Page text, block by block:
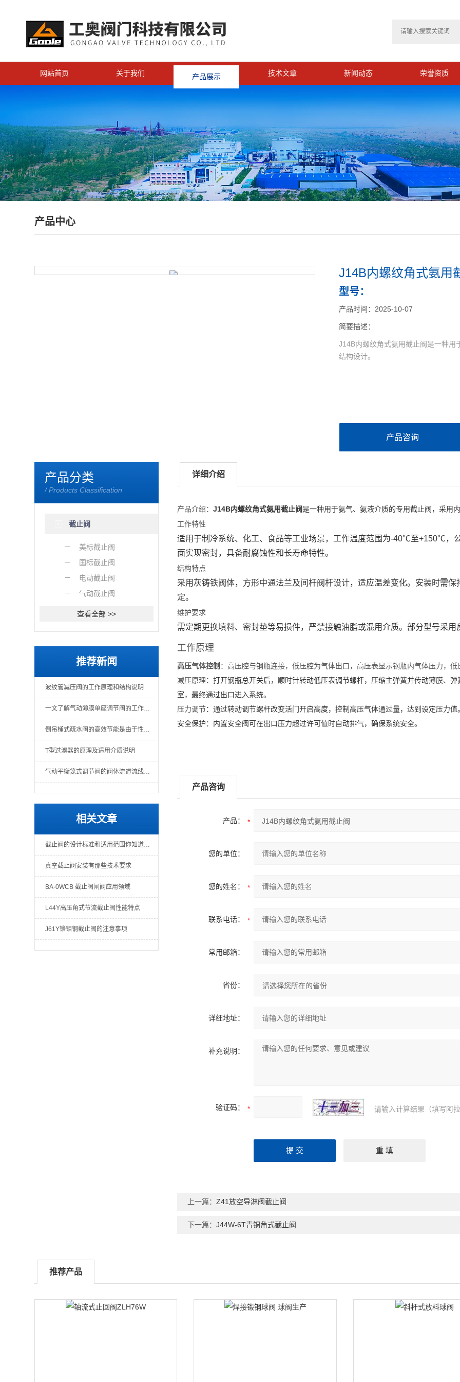
网站首页 关于我们 产品展示 技术文章 新闻动态 荣誉资质
产品中心
< >
J14B内螺纹角式氨用
型号：
产品时间：2025-10-07
简要描述：
J14B内螺纹角式氨用截止阀是一种用
结构设计。
产品咨询
产品分类
/ Products Classification
截止阀
美标截止阀
国标截止阀
电动截止阀
气动截止阀
查看全部 >>
推荐新闻
波纹管减压阀的工作原理和结构说明
一文了解气动薄膜单座调节阀的工作原理
倒吊桶式疏水阀的高效节能是由于性能可靠
T型过滤器的原理及适用介质说明
气动平衡笼式调节阀的阀体流道流线形好
相关文章
截止阀的设计标准和适用范围你知道有哪些吗？
真空截止阀安装有那些技术要求
BA-0WCB 截止阀闸阀应用领域
L44Y高压角式节流截止阀性能特点
J61Y铬钼钢截止阀的注意事项
详细介绍
产品介绍：J14B内螺纹角式氨用截止阀是一种用于氨气、氨液介质的专用截止阀 ，采用
工作特性
适用于制冷系统、化工、食品等工业场景，工作温度范围为-40℃至+150℃，
面实现密封，具备耐腐蚀性和长寿命特性。
结构特点
采用 灰铸铁阀体， 方形中通法兰及间杆阀杆设计，适应温差变化。安装时需
定。
维护要求
需定期更换填料、密封垫等易损件，严禁接触油脂或混用介质。部分型号采用
工作原理
高压气体控制 ：高压腔与钢瓶连接，低压腔为气体出口，高压表显示钢瓶内气体压力，
减压原理‌：打开钢瓶总开关后，顺时针转动低压表调节螺杆，压缩主弹簧并传动薄膜、弹
室，最终通过出口进入系统。
压力调节：通过转动调节螺杆改变活门开启高度，控制高压气体通过量，达到设定压力值
安全保护‌：内置安全阀可在出口压力超过许可值时自动排气，确保系统安全。
产品咨询
产品：
您的单位：
您的姓名：
联系电话：
常用邮箱：
省份：
详细地址：
补充说明：
验证码： 请输入计算结果（填写阿
上一篇：Z41放空导淋阀截止阀
下一篇：J44W-6T青铜角式截止阀
推荐产品